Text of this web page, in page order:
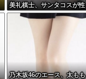
美礼棋士、サンタコスが性
的すぎる
乃木坂46のエース、太もも